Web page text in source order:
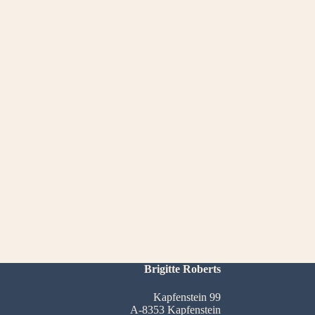
Brigitte Roberts
Kapfenstein 99
A-8353 Kapfenstein